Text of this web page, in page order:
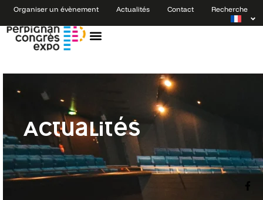
Organiser un évènement Actualités Contact Recherche
Actualités